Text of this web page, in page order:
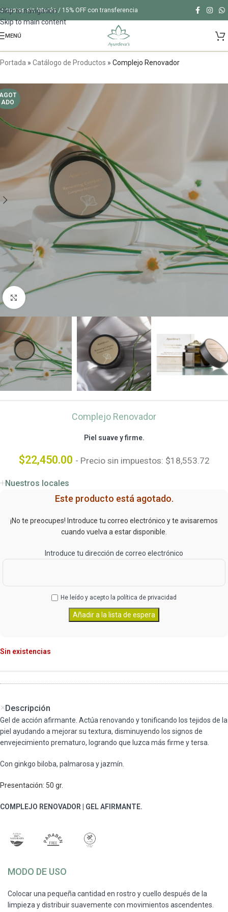
Skip to navigation
Skip to main content
3 cuotas sin Interés / 15% OFF con transferencia
MENÚ
Portada » Catálogo de Productos » Complejo Renovador
ADO
Clic para ampliar
Complejo Renovador
Piel suave y firme.
$22,450.00 - Precio sin impuestos: $18,553.72
Nuestros locales
Este producto está agotado.
¡No te preocupes! Introduce tu correo electrónico y te avisaremos
cuando vuelva a estar disponible.
Introduce tu dirección de correo electrónico
He leído y acepto la política de privacidad
Sin existencias
Descripción
Gel de acción afirmante. Actúa renovando y tonificando los tejidos de la
piel ayudando a mejorar su textura, disminuyendo los signos de
envejecimiento prematuro, logrando que luzca más firme y tersa.
Con ginkgo biloba, palmarosa y jazmín.
Presentación: 50 gr.
COMPLEJO RENOVADOR | GEL AFIRMANTE.
MODO DE USO
Colocar una pequeña cantidad en rostro y cuello después de la
limpieza y distribuir suavemente con movimientos ascendentes.